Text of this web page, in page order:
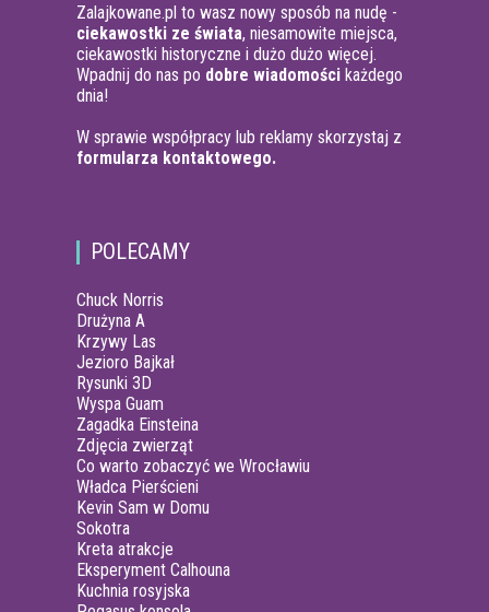
Zalajkowane.pl to wasz nowy sposób na nudę -
ciekawostki ze świata, niesamowite miejsca,
ciekawostki historyczne i dużo dużo więcej.
Wpadnij do nas po dobre wiadomości każdego
dnia!
W sprawie współpracy lub reklamy skorzystaj z
formularza kontaktowego.
POLECAMY
Chuck Norris
Drużyna A
Krzywy Las
Jezioro Bajkał
Rysunki 3D
Wyspa Guam
Zagadka Einsteina
Zdjęcia zwierząt
Co warto zobaczyć we Wrocławiu
Władca Pierścieni
Kevin Sam w Domu
Sokotra
Kreta atrakcje
Eksperyment Calhouna
Kuchnia rosyjska